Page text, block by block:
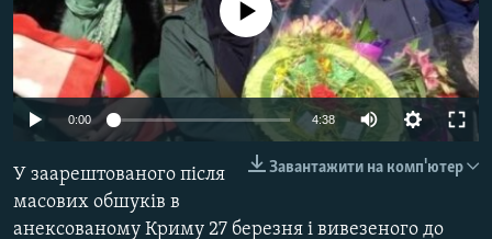
ВІДЕОУРОКИ «ELIFBE»
СВІДЧЕННЯ ОКУПАЦІЇ
УКРАЇНСЬКА ПРОБЛЕМА КРИМУ
ІНФОГРАФІКА
Русский
Qırımtatar
ДОЛУЧАЙСЯ!
No media source currently available
0:00 4:38
Завантажити на комп'ютер
У заарештованого після
масових обшуків в
анексованому Криму 27 березня і вивезеного до